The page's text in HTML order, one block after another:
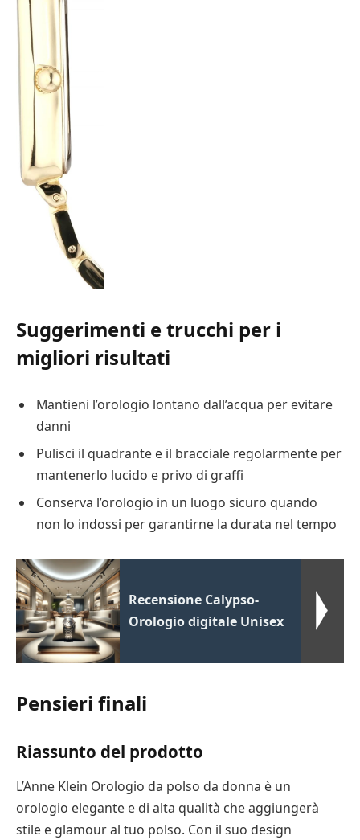
Suggerimenti e trucchi per i
migliori risultati
Mantieni l’orologio lontano dall’acqua per evitare
danni
Pulisci il quadrante e il bracciale regolarmente per
mantenerlo lucido e privo di graffi
Conserva l’orologio in un luogo sicuro quando
non lo indossi per garantirne la durata nel tempo
Recensione Calypso-
Orologio digitale Unisex
Pensieri finali
Riassunto del prodotto
L’Anne Klein Orologio da polso da donna è un
orologio elegante e di alta qualità che aggiungerà
stile e glamour al tuo polso. Con il suo design